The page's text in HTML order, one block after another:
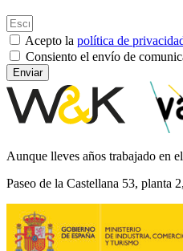
Acepto la política de
Consiento el envío de
Enviar
Aunque lleves años trabajado en
Paseo de la Castellana 53, planta